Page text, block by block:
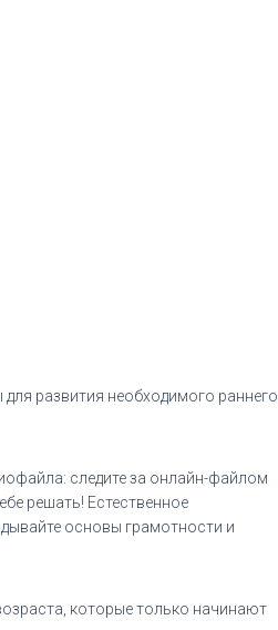
развития необходимого раннего
следите за онлайн-файлом
решать! Естественное
основы грамотности и
которые только начинают